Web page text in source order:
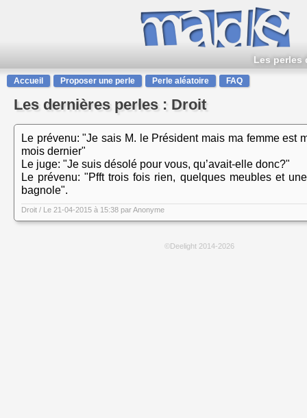
Les perles
Accueil Proposer une perle Perle aléatoire FAQ
Les dernières perles : Droit
Le prévenu: "Je sais M. le Président mais ma femme est
mois dernier"
Le juge: "Je suis désolé pour vous, qu’avait-elle donc?"
Le prévenu: "Pfft trois fois rien, quelques meubles et
bagnole".
Droit / Le 21-04-2015 à 15:38 parAnonyme
©Deelight 2014-2026